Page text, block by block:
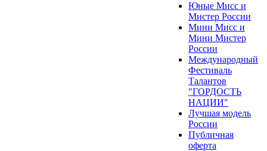
Юные Мисс и
Мистер России
Мини Мисс и
Мини Мистер
России
Международный
Фестиваль
Талантов
"ГОРДОСТЬ
НАЦИИ"
Лучшая модель
России
Публичная
оферта